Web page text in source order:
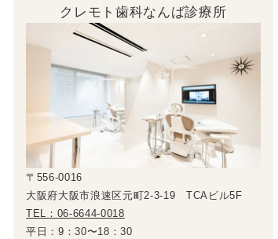
クレモト歯科なんば診療所
〒556-0016
大阪府大阪市浪速区元町2-3-19 TCAビル5F
TEL：06-6644-0018
平日：9：30〜18：30